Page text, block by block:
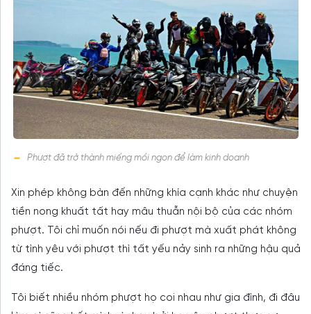
Phượt đã trở thành miếng mồi ngon để làm kinh doanh
Xin phép không bàn đến những khía cạnh khác như chuyện
tiền nong khuất tất hay mâu thuẫn nội bộ của các nhóm
phượt. Tôi chỉ muốn nói nếu đi phượt mà xuất phát không
từ tình yêu với phượt thì tất yếu nảy sinh ra những hậu quả
đáng tiếc.
Tôi biết nhiều nhóm phượt họ coi nhau như gia đình, đi đâu